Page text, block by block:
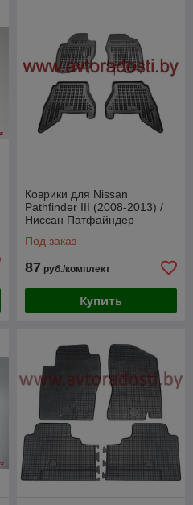
Коврики для Nissan
Pathfinder III (2008-2013) /
Ниссан Патфайндер
Под заказ
87 руб./комплект
Купить